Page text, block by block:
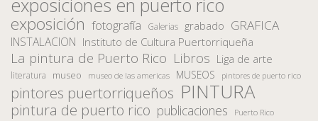
exposiciones en puerto rico
exposición fotografía Galerias grabado GRAFICA
INSTALACION Instituto de Cultura Puertorriqueña
La pintura de Puerto Rico Libros Liga de arte
literatura museo museo de las americas MUSEOS pintores de puerto rico
pintores puertorriqueños PINTURA
pintura de puerto rico publicaciones Puerto Rico